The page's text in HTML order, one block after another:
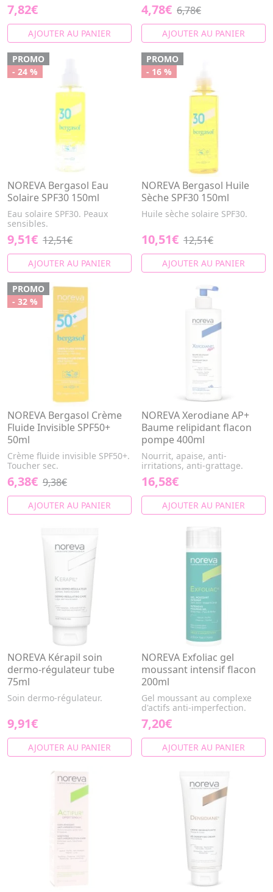
7,82€
AJOUTER AU PANIER
4,78€ 6,78€
AJOUTER AU PANIER
PROMO
- 24 %
NOREVA Bergasol Eau
Solaire SPF30 150ml
Eau solaire SPF30. Peaux
sensibles.
9,51€ 12,51€
AJOUTER AU PANIER
PROMO
- 16 %
NOREVA Bergasol Huile
Sèche SPF30 150ml
Huile sèche solaire SPF30.
10,51€ 12,51€
AJOUTER AU PANIER
PROMO
- 32 %
NOREVA Bergasol Crème
Fluide Invisible SPF50+
50ml
Crème fluide invisible SPF50+.
Toucher sec.
6,38€ 9,38€
AJOUTER AU PANIER
NOREVA Xerodiane AP+
Baume relipidant flacon
pompe 400ml
Nourrit, apaise, anti-
irritations, anti-grattage.
16,58€
AJOUTER AU PANIER
NOREVA Kérapil soin
dermo-régulateur tube
75ml
Soin dermo-régulateur.
9,91€
AJOUTER AU PANIER
NOREVA Exfoliac gel
moussant intensif flacon
200ml
Gel moussant au complexe
d'actifs anti-imperfection.
7,20€
AJOUTER AU PANIER